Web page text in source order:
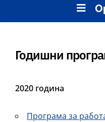
Годишни
2020 година
Програма за